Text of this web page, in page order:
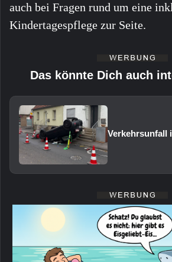
auch bei Fragen rund um eine
Kindertagespflege zur Seite.
Das könnte Dich auch